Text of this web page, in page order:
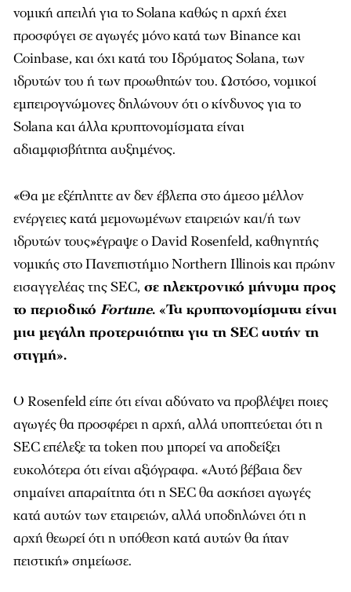
νομική απειλή για το Solana καθώς η αρχή έχει
προσφύγει σε αγωγές μόνο κατά των Binance και
Coinbase, και όχι κατά του Ιδρύματος Solana, των
ιδρυτών του ή των προωθητών του. Ωστόσο, νομικοί
εμπειρογνώμονες δηλώνουν ότι ο κίνδυνος για το
Solana και άλλα κρυπτονομίσματα είναι
αδιαμφισβήτητα αυξημένος.
«Θα με εξέπληττε αν δεν έβλεπα στο άμεσο μέλλον
ενέργειες κατά μεμονωμένων εταιρειών και/ή των
ιδρυτών τους»έγραψε ο David Rosenfeld, καθηγητής
νομικής στο Πανεπιστήμιο Northern Illinois και πρώην
εισαγγελέας της SEC, σε ηλεκτρονικό μήνυμα προς
το περιοδικό Fortune. «Τα κρυπτονομίσματα είναι
μια μεγάλη προτεραιότητα για τη SEC αυτήν τη
στιγμή».
Ο Rosenfeld είπε ότι είναι αδύνατο να προβλέψει ποιες
αγωγές θα προσφέρει η αρχή, αλλά υποπτεύεται ότι η
SEC επέλεξε τα token που μπορεί να αποδείξει
ευκολότερα ότι είναι αξιόγραφα. «Αυτό βέβαια δεν
σημαίνει απαραίτητα ότι η SEC θα ασκήσει αγωγές
κατά αυτών των εταιρειών, αλλά υποδηλώνει ότι η
αρχή θεωρεί ότι η υπόθεση κατά αυτών θα ήταν
πειστική» σημείωσε.